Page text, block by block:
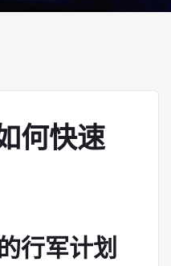
何快速
行军计划